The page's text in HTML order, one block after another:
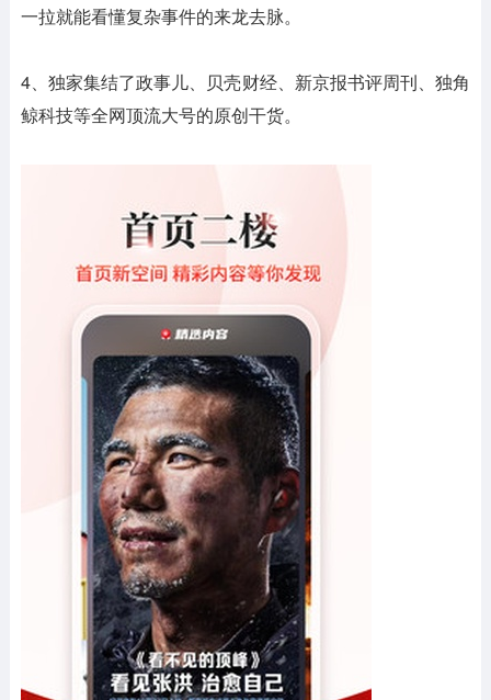
一拉就能看懂复杂事件的来龙去脉。
4、独家集结了政事儿、贝壳财经、新京报书评周刊、独角
鲸科技等全网顶流大号的原创干货。